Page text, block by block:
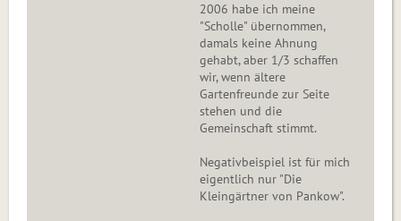
2006 habe ich meine
"Scholle" übernommen,
damals keine Ahnung
gehabt, aber 1/3 schaffen
wir, wenn ältere
Gartenfreunde zur Seite
stehen und die
Gemeinschaft stimmt.
Negativbeispiel ist für mich
eigentlich nur "Die
Kleingärtner von Pankow".